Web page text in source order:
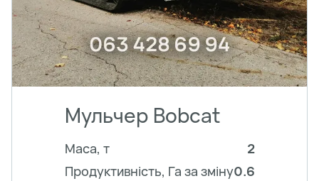
Мульчер Bobcat
Маса, т
2
Продуктивність, Га за зміну0.6